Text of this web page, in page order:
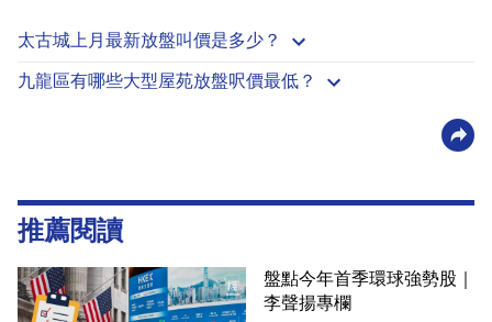
太古城上月最新放盤叫價是多少？
九龍區有哪些大型屋苑放盤呎價最低？
推薦閱讀
盤點今年首季環球強勢股｜
李聲揚專欄